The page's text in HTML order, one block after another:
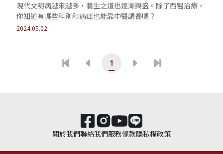
現代文明病越來越多，養生之道也逐漸興盛。除了西醫治療，
你知道有哪些科別和病症也能靠中醫調養嗎？
2024.05.02
1
關於我們聯絡我們服務條款隱私權政策